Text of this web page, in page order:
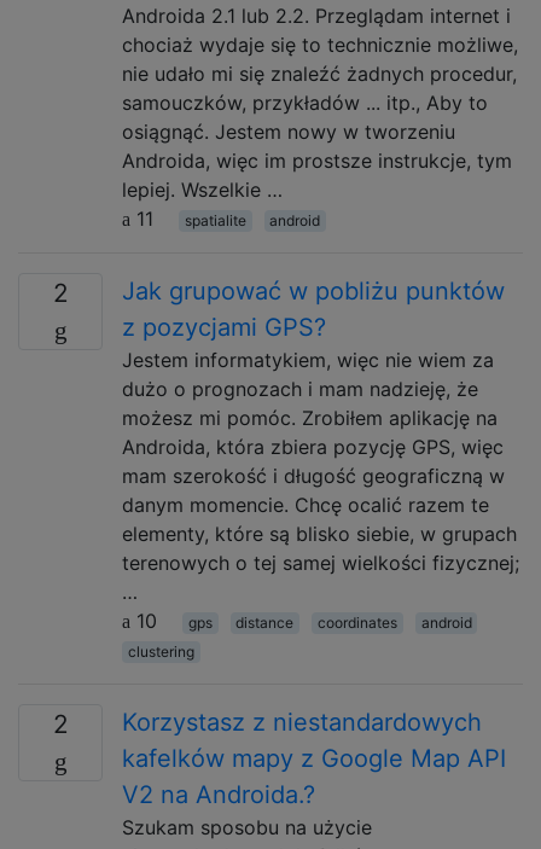
Androida 2.1 lub 2.2. Przeglądam internet i
chociaż wydaje się to technicznie możliwe,
nie udało mi się znaleźć żadnych procedur,
samouczków, przykładów ... itp., Aby to
osiągnąć. Jestem nowy w tworzeniu
Androida, więc im prostsze instrukcje, tym
lepiej. Wszelkie …
11
spatialite android
2
Jak grupować w pobliżu punktów
z pozycjami GPS?
Jestem informatykiem, więc nie wiem za
dużo o prognozach i mam nadzieję, że
możesz mi pomóc. Zrobiłem aplikację na
Androida, która zbiera pozycję GPS, więc
mam szerokość i długość geograficzną w
danym momencie. Chcę ocalić razem te
elementy, które są blisko siebie, w grupach
terenowych o tej samej wielkości fizycznej;
…
10
gps distance coordinates
android
clustering
2
Korzystasz z niestandardowych
kafelków mapy z Google Map API
V2 na Androida.?
Szukam sposobu na użycie